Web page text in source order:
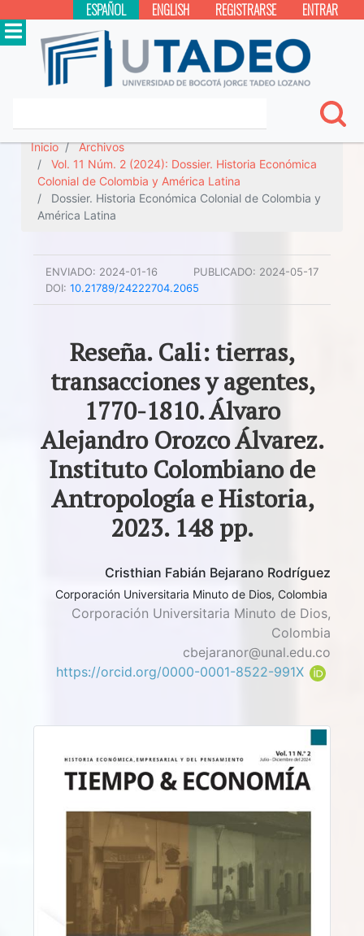
ESPAÑOL ENGLISH REGISTRARSE ENTRAR
Inicio
Archivos
Vol. 11 Núm. 2 (2024): Dossier. Historia Económica
Colonial de Colombia y América Latina
Dossier. Historia Económica Colonial de Colombia y
América Latina
ENVIADO: 2024-01-16 PUBLICADO: 2024-05-17
DOI:10.21789/24222704.2065
Reseña. Cali: tierras,
transacciones y agentes,
1770-1810. Álvaro
Alejandro Orozco Álvarez.
Instituto Colombiano de
Antropología e Historia,
2023. 148 pp.
Cristhian Fabián Bejarano Rodríguez
Corporación Universitaria Minuto de Dios, Colombia
Corporación Universitaria Minuto de Dios,
Colombia
cbejaranor@unal.edu.co
https://orcid.org/0000-0001-8522-991X